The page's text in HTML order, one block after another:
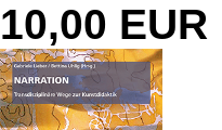
10,00 EUR